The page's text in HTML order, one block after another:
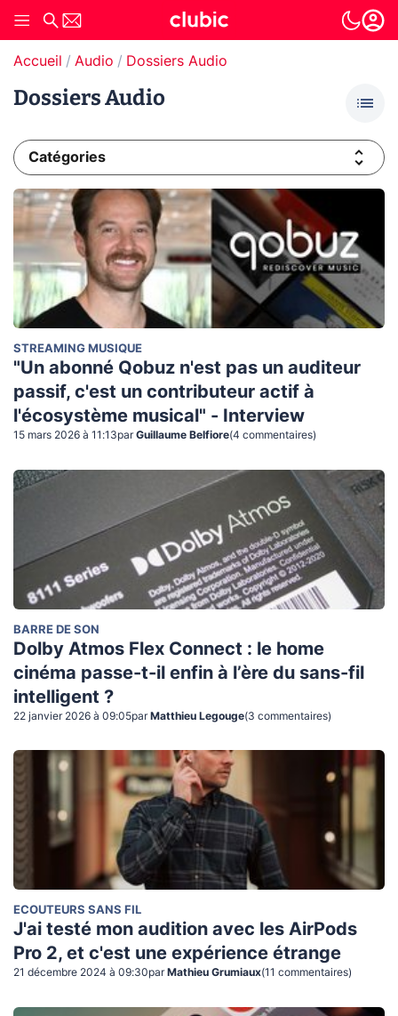
Accueil Audio Dossiers Audio
Dossiers Audio
Catégories
STREAMING MUSIQUE
"Un abonné Qobuz n'est pas un auditeur
passif, c'est un contributeur actif à
l'écosystème musical" - Interview
15 mars 2026 à 11:13par Guillaume Belfiore(4 commentaires)
BARRE DE SON
Dolby Atmos Flex Connect : le home
cinéma passe-t-il enfin à l’ère du sans-fil
intelligent ?
22 janvier 2026 à 09:05par Matthieu Legouge(3 commentaires)
ECOUTEURS SANS FIL
J'ai testé mon audition avec les AirPods
Pro 2, et c'est une expérience étrange
21 décembre 2024 à 09:30par Mathieu Grumiaux(11 commentaires)